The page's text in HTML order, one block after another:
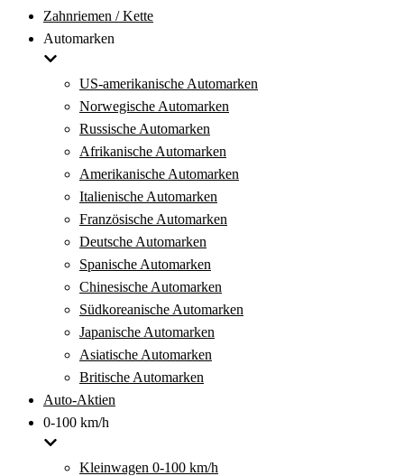
Zahnriemen / Kette
Automarken
US-amerikanische Automarken
Norwegische Automarken
Russische Automarken
Afrikanische Automarken
Amerikanische Automarken
Italienische Automarken
Französische Automarken
Deutsche Automarken
Spanische Automarken
Chinesische Automarken
Südkoreanische Automarken
Japanische Automarken
Asiatische Automarken
Britische Automarken
Auto-Aktien
0-100 km/h
Kleinwagen 0-100 km/h